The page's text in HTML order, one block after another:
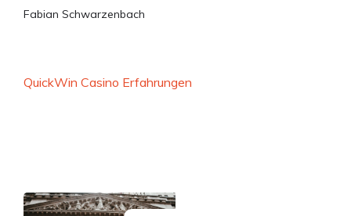
Fabian Schwarzenbach
QuickWin Casino Erfahrungen